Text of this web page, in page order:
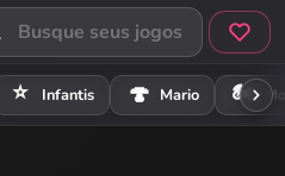
⭐ Infantis 🍄 Mario 🏍️